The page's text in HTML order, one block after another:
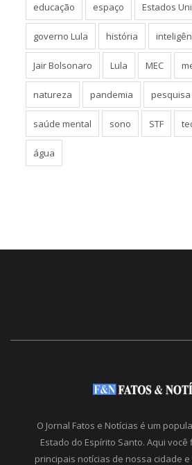
educação espaço Estados
governo Lula história
Jair Bolsonaro Lula MEC
natureza pandemia pesquisa
saúde mental sono STF
água
O Jornal Fatos e Notícias é um
Estado do Espírito Santo. Aqui
principais notícias de nossa cidade